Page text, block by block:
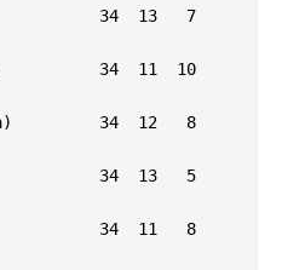
34  13   7
34  13   5
34  11   8